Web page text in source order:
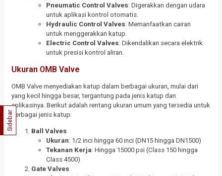
Pneumatic Control Valves: Digerakkan dengan udara
untuk aplikasi kontrol otomatis.
Hydraulic Control Valves: Memanfaatkan cairan
untuk menggerakkan katup.
Electric Control Valves: Dikendalikan secara elektrik
untuk presisi kontrol aliran.
Ukuran OMB Valve
OMB Valve menyediakan katup dalam berbagai ukuran, mulai dari
yang kecil hingga besar, tergantung pada jenis katup dan
aplikasinya. Berikut adalah rentang ukuran umum yang tersedia untuk
berbagai jenis katup:
Ball Valves
Ukuran: 1/2 inci hingga 60 inci (DN15 hingga DN1500)
Tekanan Kerja: Hingga 15000 psi (Class 150 hingga
Class 4500)
Gate Valves
Sidebar